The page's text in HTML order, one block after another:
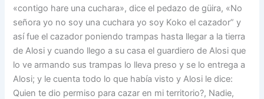
«contigo hare una cuchara», dice el pedazo de güira, «No
señora yo no soy una cuchara yo soy Koko el cazador” y
así fue el cazador poniendo trampas hasta llegar a la tierra
de Alosi y cuando llego a su casa el guardiero de Alosi que
lo ve armando sus trampas lo lleva preso y se lo entrega a
Alosi; y le cuenta todo lo que había visto y Alosi le dice:
Quien te dio permiso para cazar en mi territorio?, Nadie,